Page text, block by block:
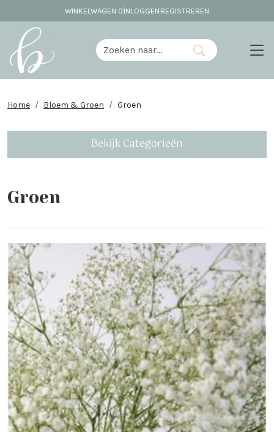
WINKELWAGEN 0 INLOGGEN REGISTREREN
Home Bloem & Groen Groen
Bekijk Categorieën
Groen